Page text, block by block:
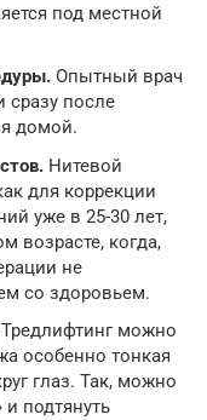
под местной
Опытный врач
сразу после
домой.
Нитевой
для коррекции
уже в 25-30 лет,
возрасте, когда,
не
со здоровьем.
Тредлифтинг можно
особенно тонкая
глаз. Так, можно
и подтянуть